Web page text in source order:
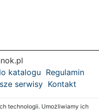
katalogu Regulamin
serwisy Kontakt
technologii. Umożliwiamy ich